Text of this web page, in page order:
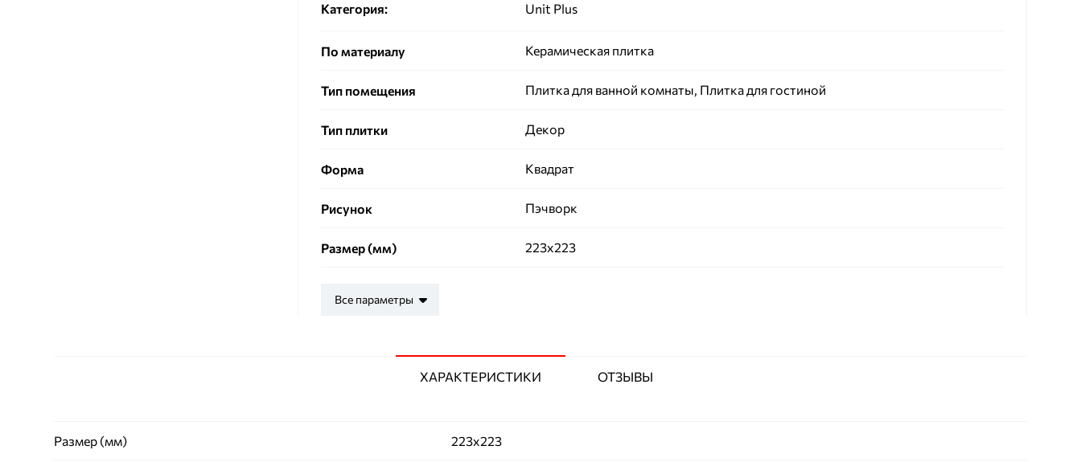
Категория: Unit Plus
По материалу Керамическая плитка
Тип помещения Плитка для ванной комнаты, Плитка для гостиной
Тип плитки Декор
Форма Квадрат
Рисунок Пэчворк
Размер (мм) 223х223
Все параметры
ХАРАКТЕРИСТИКИ ОТЗЫВЫ
Размер (мм) 223х223